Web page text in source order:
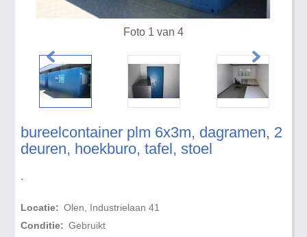
bureelcontainer plm 6x3m, dagramen, 2
deuren, hoekburo, tafel, stoel
.
Locatie: Olen, Industrielaan 41
Conditie: Gebruikt
Foto 1 van 4